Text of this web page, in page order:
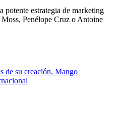
potente estrategia de marketing
Penélope Cruz o Antoine